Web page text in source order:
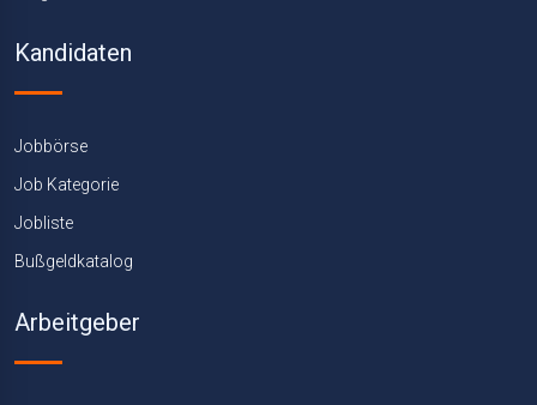
Kandidaten
Jobbörse
Job Kategorie
Jobliste
Bußgeldkatalog
Arbeitgeber